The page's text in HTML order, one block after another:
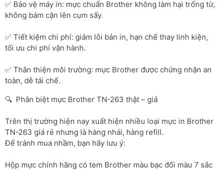
✅ Bảo vệ máy in: mực chuẩn Brother không làm hại trống từ,
không bám cặn lên cụm sấy.
✅ Tiết kiệm chi phí: giảm lỗi bản in, hạn chế thay linh kiện,
tối ưu chi phí vận hành.
✅ Thân thiện môi trường: mực Brother được chứng nhận an
toàn, dễ tái chế.
🔍 Phân biệt mực Brother TN-263 thật – giả
Trên thị trường hiện nay xuất hiện nhiều loại mực in Brother
TN-263 giá rẻ nhưng là hàng nhái, hàng refill.
Để tránh mua nhầm, bạn hãy lưu ý:
Hộp mực chính hãng có tem Brother màu bạc đổi màu 7 sắc